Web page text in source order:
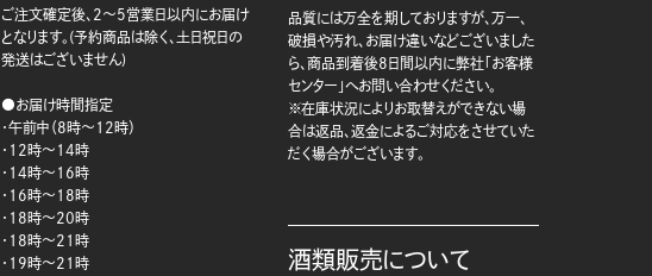
ご注文確定後、2～5営業日以内にお届け
となります。(予約商品は除く、土日祝日の
発送はございません)
●お届け時間指定
・午前中（8時～12時）
・12時～14時
・14時～16時
・16時～18時
・18時～20時
・18時～21時
・19時～21時
品質には万全を期しておりますが、万一、
破損や汚れ、お届け違いなどございました
ら、商品到着後8日間以内に弊社「お客様
センター」へお問い合わせください。
※在庫状況によりお取替えができない場
合は返品、返金によるご対応をさせていた
だく場合がございます。
酒類販売について